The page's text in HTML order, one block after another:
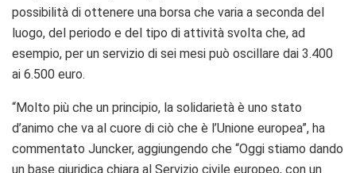
possibilità di ottenere una borsa che varia a seconda del
luogo, del periodo e del tipo di attività svolta che, ad
esempio, per un servizio di sei mesi può oscillare dai 3.400
ai 6.500 euro.
“Molto più che un principio, la solidarietà è uno stato
d’animo che va al cuore di ciò che è l’Unione europea”, ha
commentato Juncker, aggiungendo che “Oggi stiamo dando
un base giuridica chiara al Servizio civile europeo, con un